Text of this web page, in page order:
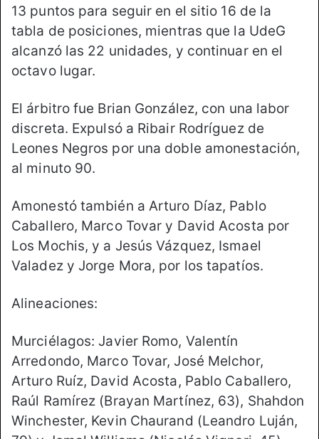
13 puntos para seguir en el sitio 16 de la
tabla de posiciones, mientras que la UdeG
alcanzó las 22 unidades, y continuar en el
octavo lugar.
El árbitro fue Brian González, con una labor
discreta. Expulsó a Ribair Rodríguez de
Leones Negros por una doble amonestación,
al minuto 90.
Amonestó también a Arturo Díaz, Pablo
Caballero, Marco Tovar y David Acosta por
Los Mochis, y a Jesús Vázquez, Ismael
Valadez y Jorge Mora, por los tapatíos.
Alineaciones:
Murciélagos: Javier Romo, Valentín
Arredondo, Marco Tovar, José Melchor,
Arturo Ruíz, David Acosta, Pablo Caballero,
Raúl Ramírez (Brayan Martínez, 63), Shahdon
Winchester, Kevin Chaurand (Leandro Luján,